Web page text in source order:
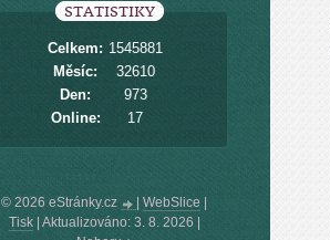
STATISTIKY
Online: 17
Celkem: 1545881
Měsíc:
32610
Den:
973
© 2026 eStránky.cz WebSlice
Tisk| Aktualizováno: 3. 8. 2026